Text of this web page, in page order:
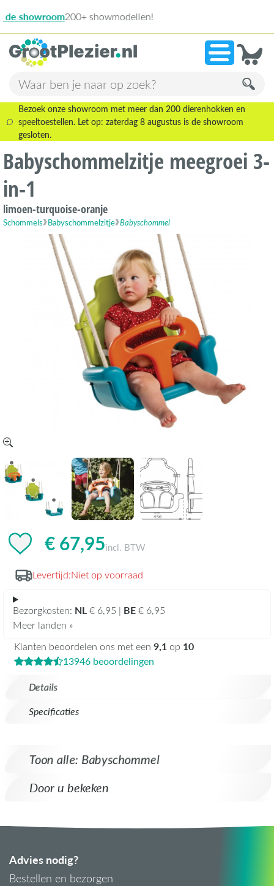
»13.946
Bezoek onze showroom met meer dan 200 dierenhokken en
speeltoestellen. Let op: zaterdag 8 augustus is de showroom
gesloten.
Babyschommelzitje meegroei 3-
in-1
limoen-turquoise-oranje
Schommels Babyschommelzitje Babyschommel
Details
Specificaties
€ 67,95incl. BTW
Levertijd:Niet op voorraad
Bezorgkosten: NL€ 6,95 | BE€ 6,95
Meer landen »
Klanten beoordelen ons met een 9,1 op 10
13946 beoordelingen
Toon alle: Babyschommel
Door u bekeken
Advies nodig?
Bestellen en bezorgen